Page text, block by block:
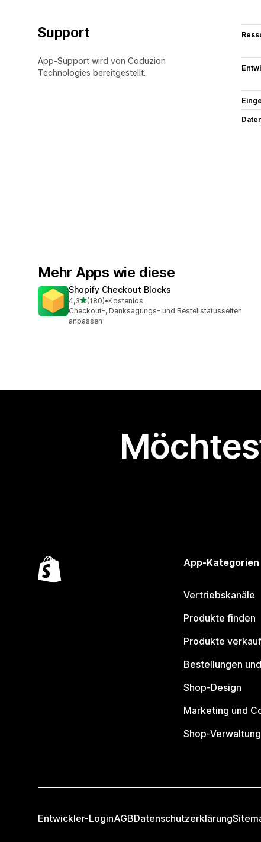
Support
App-Support wird von Coduzion
Technologies bereitgestellt.
Mehr Apps wie diese
Shopify Checkout Blocks
4,3von 5 Sternen
(180)
180 Rezensionen insgesamt
•Kostenlos
Checkout-, Danksagungs- und Bestellstatusseiten
anpassen
App-Kategorien
Vertriebskanäle
Produkte finden
Produkte
Bestellungen
Shop-Design
Marketing und
Shop-Verwaltung
Entwickler-LoginAGBDatenschutzerklärung